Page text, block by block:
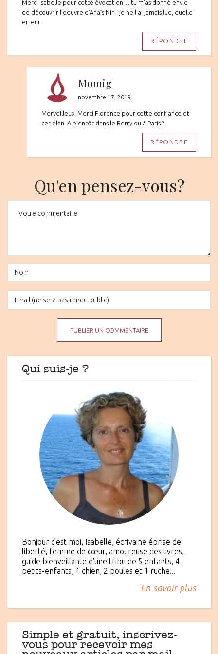
Merci Isabelle pour cette évocation… tu m’as donné envie
de découvrir l’oeuvre d’Anaïs Nin ! je ne l’ai jamais lue, quelle
erreur
RÉPONDRE
Momig
novembre 17, 2019
Merveilleux! Merci Florence pour cette confiance et
cet élan. A bientôt dans le Berry ou à Paris ?
RÉPONDRE
Qu'en pensez-vous?
Qui suis-je ?
Bonjour c'est moi, Isabelle, écrivaine éprise de
liberté, femme de cœur, amoureuse des livres,
guide bienveillante d'une tribu de 5 enfants, 4
petits-enfants, 1 chien, 2 poules et 1 ruche...
En savoir plus
Simple et gratuit, inscrivez-
vous pour recevoir mes